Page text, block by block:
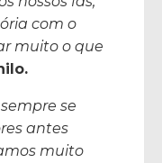
com o
muito o que
sempre se
antes
muito